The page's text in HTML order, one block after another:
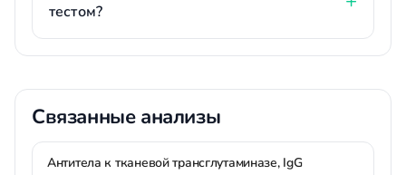
тестом?
Связанные анализы
Антитела к тканевой трансглутаминазе, IgG